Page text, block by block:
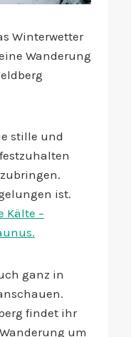
Winterwetter
Wanderung
stille und
ist.
Kälte –
ganz in
findet ihr
um